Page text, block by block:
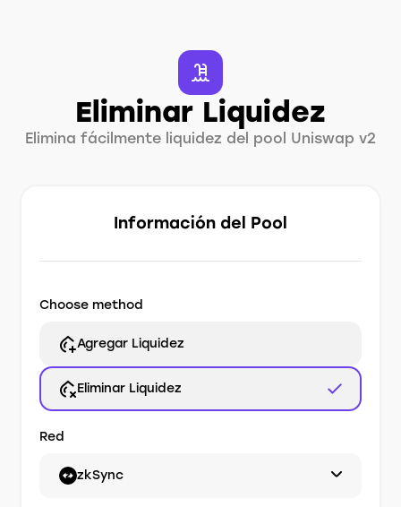
Eliminar Liquidez
Elimina fácilmente liquidez del pool Uniswap v2
Información del Pool
Choose method
Agregar Liquidez
Eliminar Liquidez
Red
zkSync